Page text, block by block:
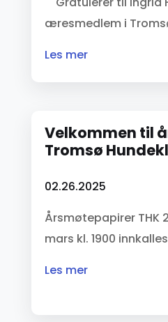
æresmedlem i
les mer
Velkommen til
Tromsø
02.26.2025
Årsmøtepapirer THK
mars kl. 1900
les mer